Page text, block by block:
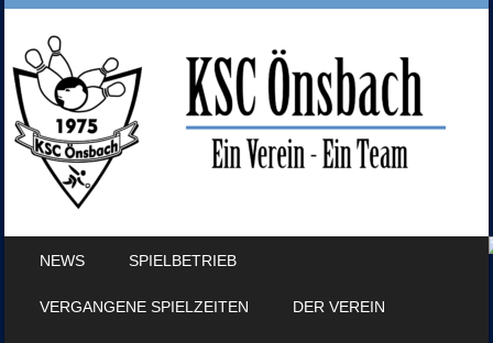
NEWS SPIELBETRIEB
VERGANGENE SPIELZEITEN DER VEREIN